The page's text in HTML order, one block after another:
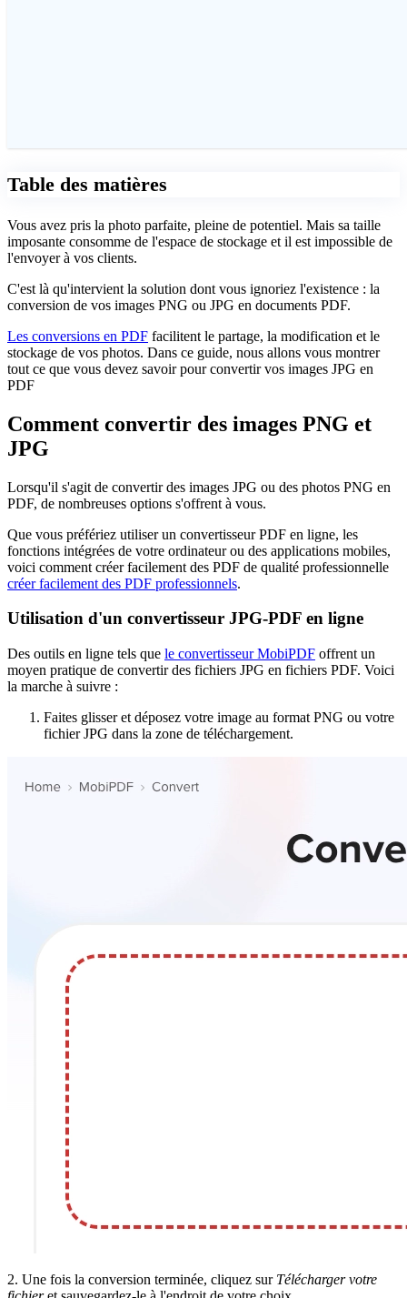
Table des matières
Vous avez pris la photo parfaite, pleine de potentiel. Mais sa taille
imposante consomme de l'espace de stockage et il est impossible de
l'envoyer à vos clients.
C'est là qu'intervient la solution dont vous ignoriez l'existence : la
conversion de vos images PNG ou JPG en documents PDF.
Les conversions en PDF facilitent le partage, la modification et le
stockage de vos photos. Dans ce guide, nous allons vous montrer
tout ce que vous devez savoir pour convertir vos images JPG en
PDF
Comment convertir des images PNG et
JPG
Lorsqu'il s'agit de convertir des images JPG ou des photos PNG en
PDF, de nombreuses options s'offrent à vous.
Que vous préfériez utiliser un convertisseur PDF en ligne, les
fonctions intégrées de votre ordinateur ou des applications mobiles,
voici comment créer facilement des PDF de qualité professionnelle
créer facilement des PDF professionnels.
Utilisation d'un convertisseur JPG-PDF en ligne
Des outils en ligne tels que le convertisseur MobiPDF offrent un
moyen pratique de convertir des fichiers JPG en fichiers PDF. Voici
la marche à suivre :
Faites glisser et déposez votre image au format PNG ou votre
fichier JPG dans la zone de téléchargement.
2. Une fois la conversion terminée, cliquez sur Télécharger votre